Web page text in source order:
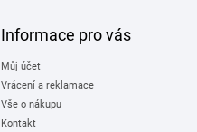
Informace pro vás
Můj účet
Vrácení a reklamace
Vše o nákupu
Kontakt